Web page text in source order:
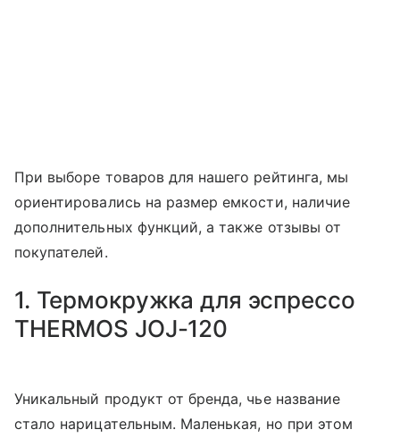
При выборе товаров для нашего рейтинга, мы
ориентировались на размер емкости, наличие
дополнительных функций, а также отзывы от
покупателей.
1. Термокружка для эспрессо
THERMOS JOJ-120
Уникальный продукт от бренда, чье название
стало нарицательным. Маленькая, но при этом